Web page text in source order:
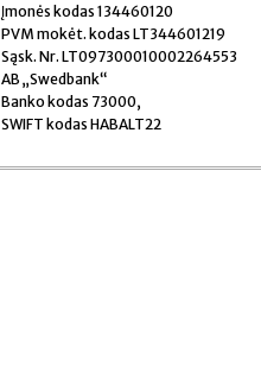
Įmonės kodas 134460120
PVM mokėt. kodas LT344601219
Sąsk. Nr. LT097300010002264553
AB „Swedbank“
Banko kodas 73000,
SWIFT kodas HABALT22